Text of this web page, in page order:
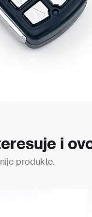
i
produkte.